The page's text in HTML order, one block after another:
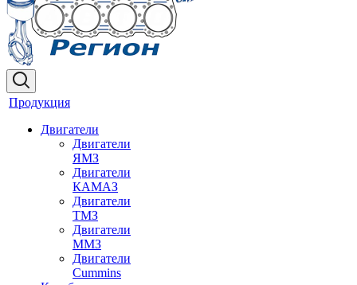
Продукция
Двигатели
Двигатели
ЯМЗ
Двигатели
КАМАЗ
Двигатели
ТМЗ
Двигатели
ММЗ
Двигатели
Cummins